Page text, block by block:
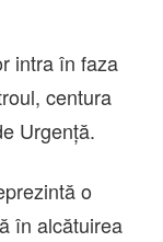
intra în faza
centura
Urgență.
o
în alcătuirea